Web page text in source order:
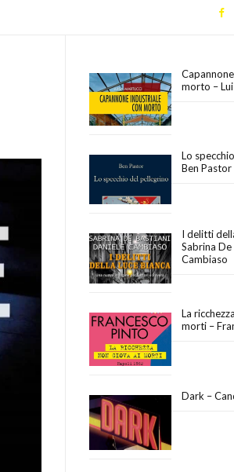
morto –
Lo
Ben Pastor
I delitti
Sabrina
Cambiaso
La
morti –
Dark –